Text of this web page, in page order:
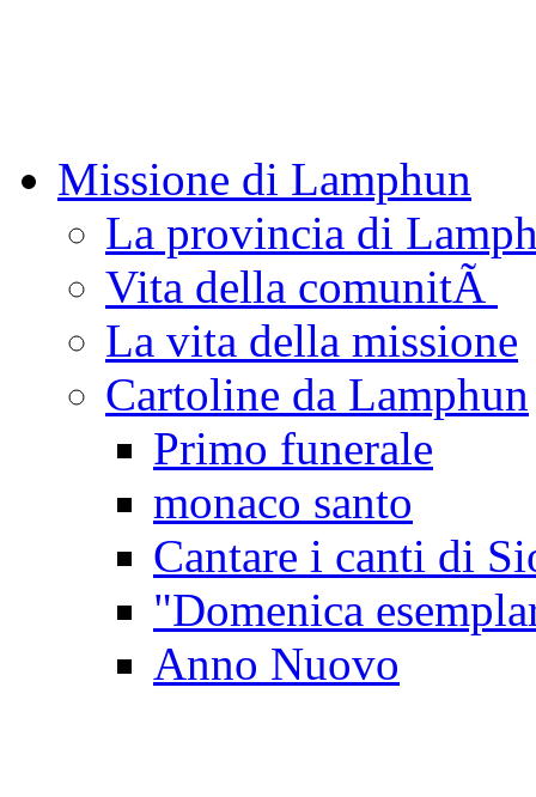
Missione di Lamphun
La provincia di
Vita della comunitÃ
La vita della missione
Cartoline da Lamphun
Primo funerale
monaco santo
Cantare i canti di
"Domenica
Anno Nuovo